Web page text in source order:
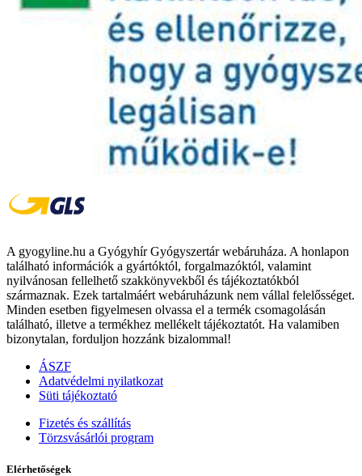
A gyogyline.hu a Gyógyhír Gyógyszertár webáruháza. A honlapon
található információk a gyártóktól, forgalmazóktól, valamint
nyilvánosan fellelhető szakkönyvekből és tájékoztatókból
származnak. Ezek tartalmáért webáruházunk nem vállal felelősséget.
Minden esetben figyelmesen olvassa el a termék csomagolásán
található, illetve a termékhez mellékelt tájékoztatót. Ha valamiben
bizonytalan, forduljon hozzánk bizalommal!
ÁSZF
Adatvédelmi nyilatkozat
Süti tájékoztató
Fizetés és szállítás
Törzsvásárlói program
Elérhetőségek